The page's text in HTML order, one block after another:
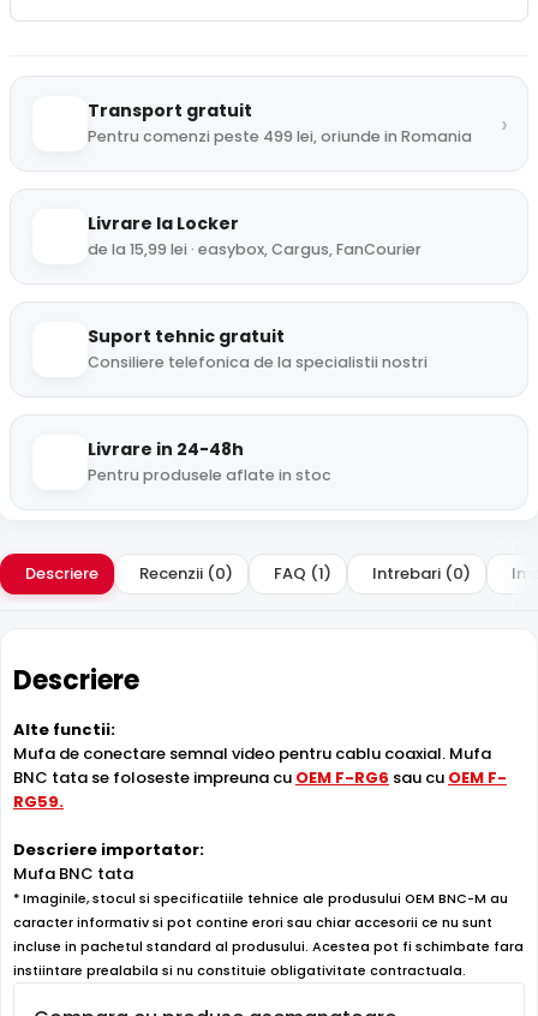
Transport gratuit
Pentru comenzi peste 499 lei, oriunde in Romania ›
Livrare la Locker
de la 15,99 lei · easybox, Cargus, FanCourier
Suport tehnic gratuit
Consiliere telefonica de la specialistii nostri
Livrare in 24-48h
Pentru produsele aflate in stoc
Descriere Recenzii (0) FAQ (1) Intrebari (0)
Descriere
Alte functii:
Mufa de conectare semnal video pentru cablu coaxial. Mufa
BNC tata se foloseste impreuna cu OEM F-RG6 sau cu OEM F-
RG59.
Descriere importator:
Mufa BNC tata
* Imaginile, stocul si specificatiile tehnice ale produsului OEM BNC-M au
caracter informativ si pot contine erori sau chiar accesorii ce nu sunt
incluse in pachetul standard al produsului. Acestea pot fi schimbate fara
instiintare prealabila si nu constituie obligativitate contractuala.